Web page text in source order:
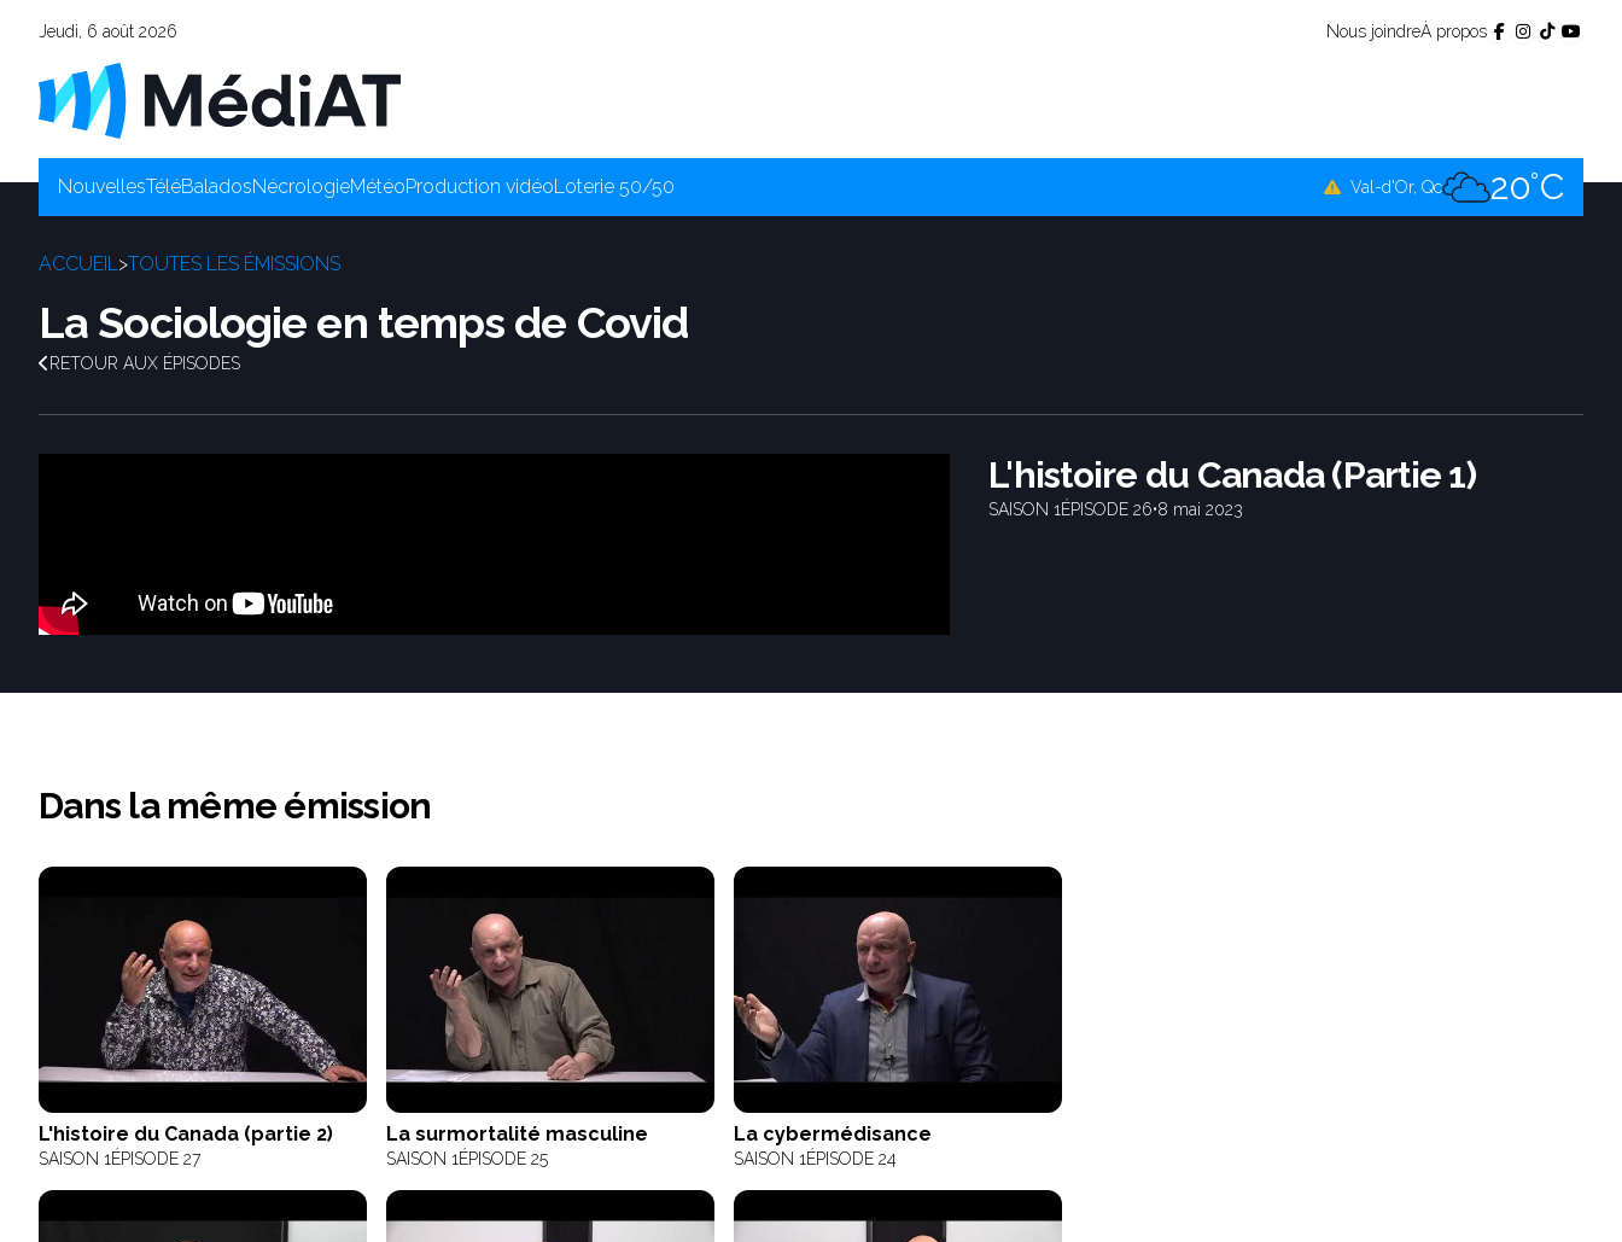
Jeudi, 6 août 2026 Nous joindreÀ propos
NouvellesTéléBaladosNécrologieMétéoProduction vidéoLoterie 50/50 Val-d'Or, Qc 20°C
ACCUEIL>TOUTES LES ÉMISSIONS
La Sociologie en temps de Covid
RETOUR AUX ÉPISODES
L'histoire du Canada (Partie 1)
SAISON 1 ÉPISODE 26•8 mai 2023
Dans la même émission
L'histoire du Canada (partie 2)
SAISON 1ÉPISODE 27
La surmortalité masculine
SAISON 1ÉPISODE 25
La cybermédisance
SAISON 1ÉPISODE 24